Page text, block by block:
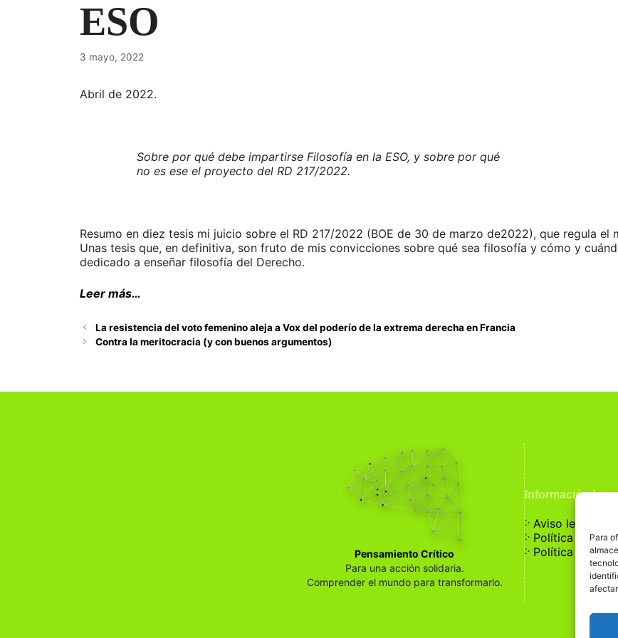
Para
ESO
3 mayo, 2022
Abril de 2022.
Sobre por qué debe impartirse Filosofía en la ESO, y sobre por qué
no es ese el proyecto del RD 217/2022.
Resumo en diez tesis mi juicio sobre el RD 217/2022 (BOE de 30 de marzo de2022), que regula el
Unas tesis que, en definitiva, son fruto de mis convicciones sobre qué sea filosofía y cómo y
dedicado a enseñar filosofía del Derecho.
Leer más…
La resistencia del voto femenino aleja a Vox del poderío de la extrema derecha en Francia
Contra la meritocracia (y con buenos argumentos)
Pensamiento Crítico
Para una acción solidaria.
Comprender el mundo para transformarlo.
Información
჻Aviso legal
჻Política de
჻Política de